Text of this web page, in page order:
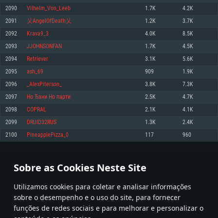
Sobre as Cookies Neste Site
Utilizamos cookies para coletar e analisar informações
sobre o desempenho e o uso do site, para fornecer
funções de redes sociais e para melhorar e personalizar o
Memória: 4GB
Placa Gráfica: Placa com DirectX 11: AMD Radeon 77XX / NVIDIA GeForce
GTX 660. Resolução mínima suportada: 720p
Network: Internet de banda larga.
Disco: 23,1 GB
Recomendado
superior, Radeon RX 570 ou superior
Disco: 75,9 GB
Memória: 6 GB
Placa Gráfica: Intel Iris Pro 5200 (Mac), equivalentes AMD/Nvidia para Mac.
Resolução mínima suportada: 720p com suporte Metal.
Network: Internet de banda larga.
Disco: 21,5 GB
Recomendado
Network: Internet de banda larga.
Memória: 4 GB
Placa Gráfica: NVIDIA 660 com os drivers mais recentes (não mais de 6
meses) / equivalentes AMD com os drivers mais recentes com suporte
Vulkan (não mais de 6 meses); Resolução mínima suportada: 720p.
Network: Internet de banda larga.
Disco: 21,5 GB
Recomendado
Sistema Operativo: Ubuntu 20.04 64bit
Processador: Intel Core i7
Memória: 16 GB
Placa Gráfica: NVIDIA 1060 com os drivers mais recentes (não mais de 6
meses) / equivalentes AMD (Radeon RX 570) com os drivers mais recentes
Network: Internet de banda larga.
2090 Vilhelm_Von_Leeb 1.7K 4.2K
2091 乂AngelOfDeath乂 1.2K 3.7K
2092 Krava9_3 4.0K 8.5K
2093 JJOHNSONFAN 1.7K 4.5K
2094 Retriever 3.1K 5.6K
2095 ash_69 909 1.9K
2096 _AlexPiterson_ 3.8K 7.3K
2097 Но Ђани Но парти 2.5K 4.7K
2098 COPRAL 2.1K 4.1K
2099 DRUID32RUS 1.3K 2.4K
2100 PineapplePizza_0 117 960